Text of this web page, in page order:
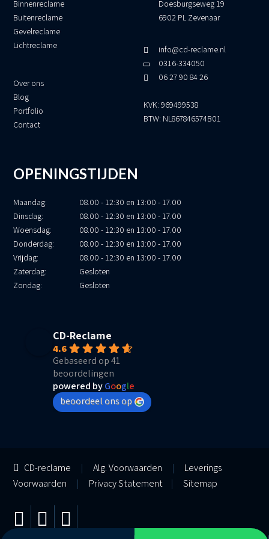
Binnenreclame
Buitenreclame
Gevelreclame
Lichtreclame
Over ons
Blog
Portfolio
Contact
Doesburgseweg 19
6902 PL Zevenaar
info@cd-reclame.nl
0316-334050
06 27 90 84 26
KVK: 969499538
BTW: NL867846574B01
OPENINGSTIJDEN
Maandag:
08.00 - 12:30 en 13:00 - 17.00
Dinsdag:
08.00 - 12:30 en 13:00 - 17.00
Woensdag:
08.00 - 12:30 en 13:00 - 17.00
Donderdag:
08.00 - 12:30 en 13:00 - 17.00
Vrijdag:
08.00 - 12:30 en 13:00 - 17.00
Zaterdag:
Gesloten
Zondag:
Gesloten
CD-Reclame
4.6
Gebaseerd op 41
beoordelingen
powered byGoogle
beoordeel ons op
CD-reclame | Alg. Voorwaarden |
Leverings
Voorwaarden
| Privacy Statement | Sitemap